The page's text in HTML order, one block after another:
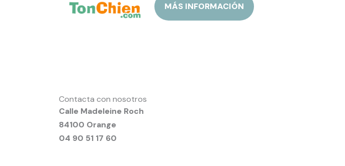
MÁS INFORMACIÓN
Contacta con nosotros
Calle Madeleine Roch
84100 Orange
04 90 51 17 60